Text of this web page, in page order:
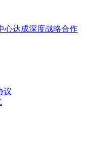
心达成深度战略合作
议